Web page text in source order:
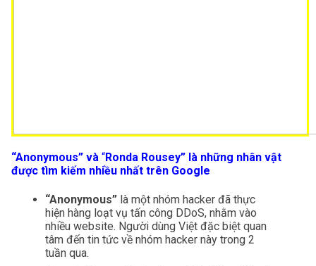
“Anonymous” và “Ronda Rousey” là những nhân vật
được tìm kiếm nhiều nhất trên Google
“Anonymous” là một nhóm hacker đã thực
hiện hàng loạt vụ tấn công DDoS, nhằm vào
nhiều website. Người dùng Việt đặc biệt quan
tâm đến tin tức về nhóm hacker này trong 2
tuần qua.